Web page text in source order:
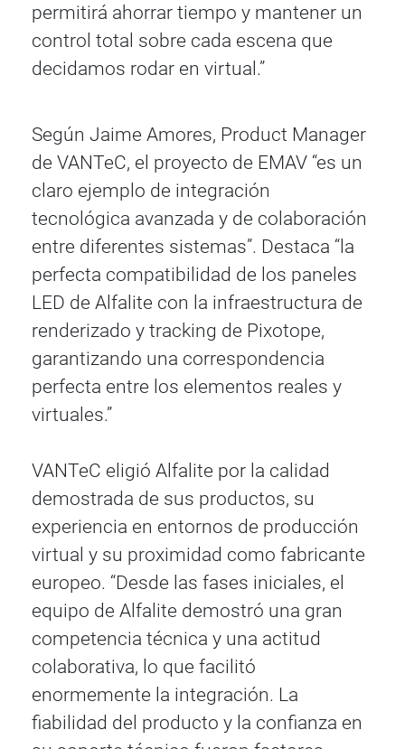
permitirá ahorrar tiempo y mantener un
control total sobre cada escena que
decidamos rodar en virtual.”
Según Jaime Amores, Product Manager
de VANTeC, el proyecto de EMAV “es un
claro ejemplo de integración
tecnológica avanzada y de colaboración
entre diferentes sistemas”. Destaca “la
perfecta compatibilidad de los paneles
LED de Alfalite con la infraestructura de
renderizado y tracking de Pixotope,
garantizando una correspondencia
perfecta entre los elementos reales y
virtuales.”
VANTeC eligió Alfalite por la calidad
demostrada de sus productos, su
experiencia en entornos de producción
virtual y su proximidad como fabricante
europeo. “Desde las fases iniciales, el
equipo de Alfalite demostró una gran
competencia técnica y una actitud
colaborativa, lo que facilitó
enormemente la integración. La
fiabilidad del producto y la confianza en